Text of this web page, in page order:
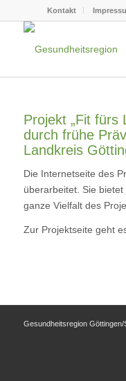
Kontakt
Projekt „Fit fürs
durch frühe
Landkreis
Die Internetseite des
überarbeitet. Sie
ganze Vielfalt des
Zur Projektseite geht
Gesundheitsregion